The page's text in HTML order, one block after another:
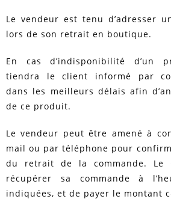
Le vendeur est tenu d’adresser
lors de son retrait en boutique.
En cas d’indisponibilité d’un
tiendra le client informé par
dans les meilleurs délais afin
de ce produit.
Le vendeur peut être amené à
mail ou par téléphone pour
du retrait de la commande. Le
récupérer sa commande à
indiquées, et de payer le montant